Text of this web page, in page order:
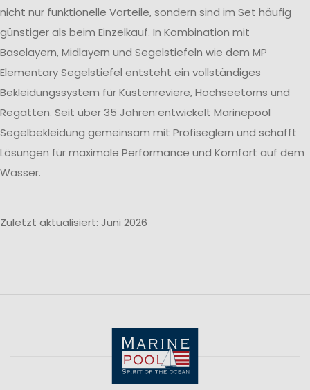
nicht nur funktionelle Vorteile, sondern sind im Set häufig
günstiger als beim Einzelkauf. In Kombination mit
Baselayern, Midlayern und Segelstiefeln wie dem MP
Elementary Segelstiefel entsteht ein vollständiges
Bekleidungssystem für Küstenreviere, Hochseetörns und
Regatten. Seit über 35 Jahren entwickelt Marinepool
Segelbekleidung gemeinsam mit Profiseglern und schafft
Lösungen für maximale Performance und Komfort auf dem
Wasser.
Zuletzt aktualisiert: Juni 2026